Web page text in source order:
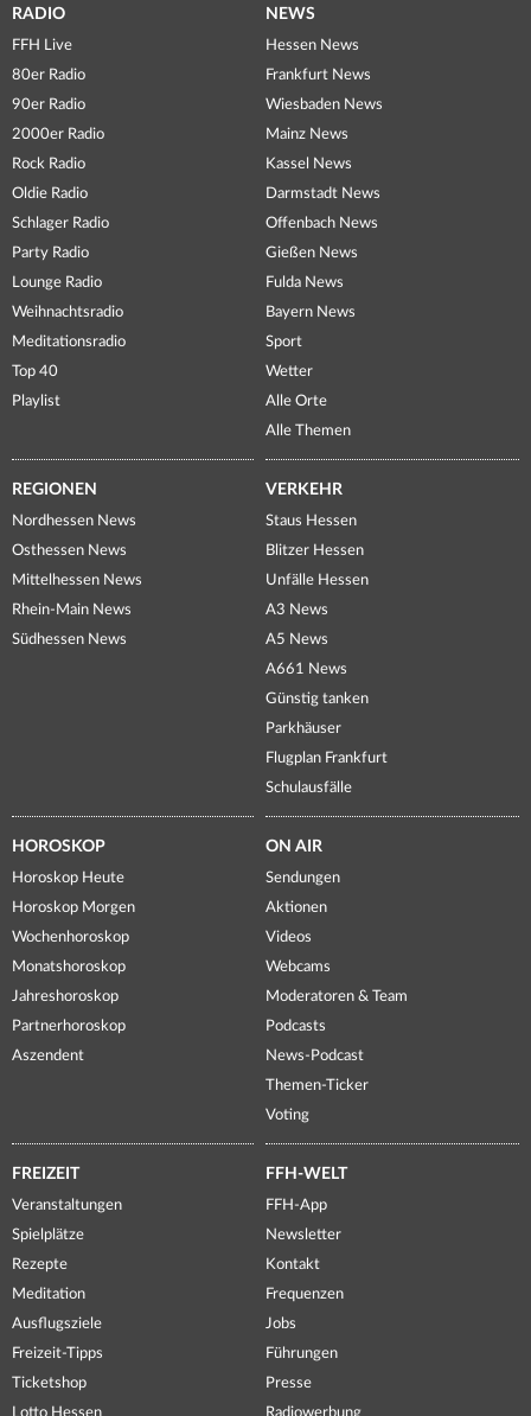
RADIO
FFH Live
80er Radio
90er Radio
2000er Radio
Rock Radio
Oldie Radio
Schlager Radio
Party Radio
Lounge Radio
Weihnachtsradio
Meditationsradio
Top 40
Playlist
NEWS
Hessen News
Frankfurt News
Wiesbaden News
Mainz News
Kassel News
Darmstadt News
Offenbach News
Gießen News
Fulda News
Bayern News
Sport
Wetter
Alle Orte
Alle Themen
REGIONEN
Nordhessen News
Osthessen News
Mittelhessen News
Rhein-Main News
Südhessen News
VERKEHR
Staus Hessen
Blitzer Hessen
Unfälle Hessen
A3 News
A5 News
A661 News
Günstig tanken
Parkhäuser
Flugplan Frankfurt
Schulausfälle
HOROSKOP
Horoskop Heute
Horoskop Morgen
Wochenhoroskop
Monatshoroskop
Jahreshoroskop
Partnerhoroskop
Aszendent
ON AIR
Sendungen
Aktionen
Videos
Webcams
Moderatoren & Team
Podcasts
News-Podcast
Themen-Ticker
Voting
FREIZEIT
Veranstaltungen
Spielplätze
Rezepte
Meditation
Ausflugsziele
Freizeit-Tipps
Ticketshop
Lotto Hessen
FFH-WELT
FFH-App
Newsletter
Kontakt
Frequenzen
Jobs
Führungen
Presse
Radiowerbung